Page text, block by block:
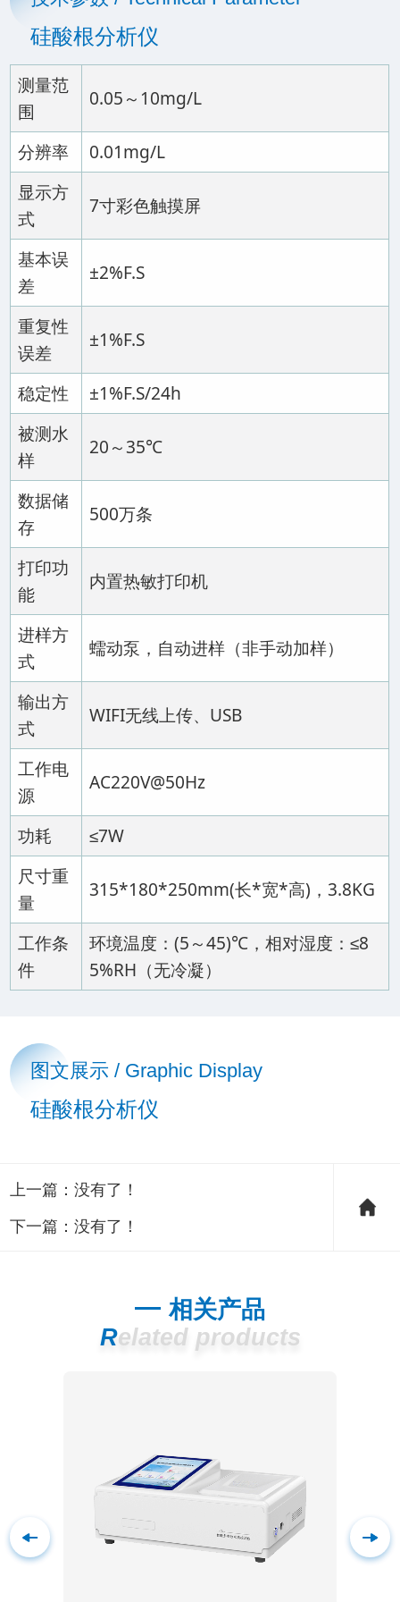
硅酸根分析仪
测量范
围
0.05～10mg/L
分辨率
0.01mg/L
显示方
式
7寸彩色触摸屏
基本误
差
±2%F.S
重复性
误差
±1%F.S
稳定性
±1%F.S/24h
被测水
样
20～35℃
数据储
存
500万条
打印功
能
内置热敏打印机
进样方
式
蠕动泵，自动进样（非手动加样）
输出方
式
WIFI无线上传、USB
工作电
源
AC220V@50Hz
功耗
≤7W
尺寸重
量
315*180*250mm(长*宽*高)，3.8KG
工作条
件
环境温度：(5～45)℃，相对湿度：≤8
5%RH（无冷凝）
图文展示 / Graphic Display
硅酸根分析仪
上一篇：没有了！
下一篇：没有了！
相关产品
Related products